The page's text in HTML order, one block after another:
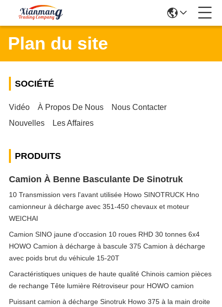
Plan du site
SOCIÉTÉ
Vidéo À Propos De Nous
Nous Contacter
Nouvelles
Les Affaires
PRODUITS
Camion À Benne Basculante De Sinotruk
10 Transmission vers l'avant utilisée Howo SINOTRUCK Hno
camionneur à décharge avec 351-450 chevaux et moteur
WEICHAI
Camion SINO jaune d'occasion 10 roues RHD 30 tonnes 6x4
HOWO Camion à décharge à bascule 375 Camion à décharge
avec poids brut du véhicule 15-20T
Caractéristiques uniques de haute qualité Chinois camion pièces
de rechange Tête lumière Rétroviseur pour HOWO camion
Puissant camion à décharge Sinotruk Howo 375 à la main droite